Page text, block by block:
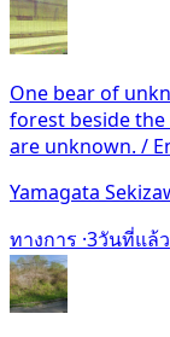
One bear of
forest beside
are unknown. /
Yamagata
ทางการ ·3วันที่แล้ว